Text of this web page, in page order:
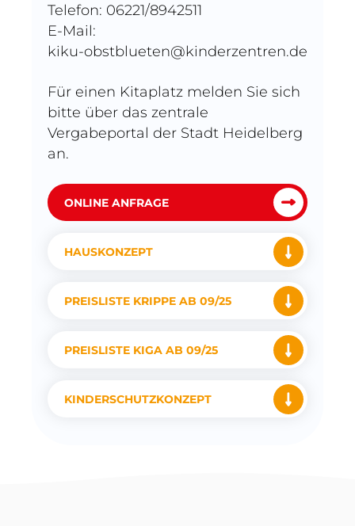
Telefon: 06221/8942511
E-Mail:
kiku-obstblueten@kinderzentren.de
Für einen Kitaplatz melden Sie sich
bitte über das zentrale
Vergabeportal der Stadt Heidelberg
an.
ONLINE ANFRAGE
HAUSKONZEPT
PREISLISTE KRIPPE AB 09/25
PREISLISTE KIGA AB 09/25
KINDERSCHUTZKONZEPT